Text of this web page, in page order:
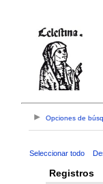
Opciones de
Seleccionar todo
Registros